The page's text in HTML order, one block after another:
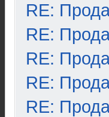
RE:
RE:
RE:
RE:
RE: